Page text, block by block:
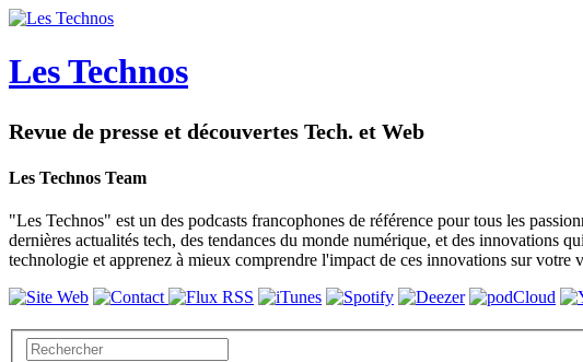
Les Technos
Revue de presse et découvertes Tech. et Web
Les Technos Team
"Les Technos" est un des podcasts francophones de référence pour tous les
dernières actualités tech, des tendances du monde numérique, et des innovations
technologie et apprenez à mieux comprendre l'impact de ces innovations sur